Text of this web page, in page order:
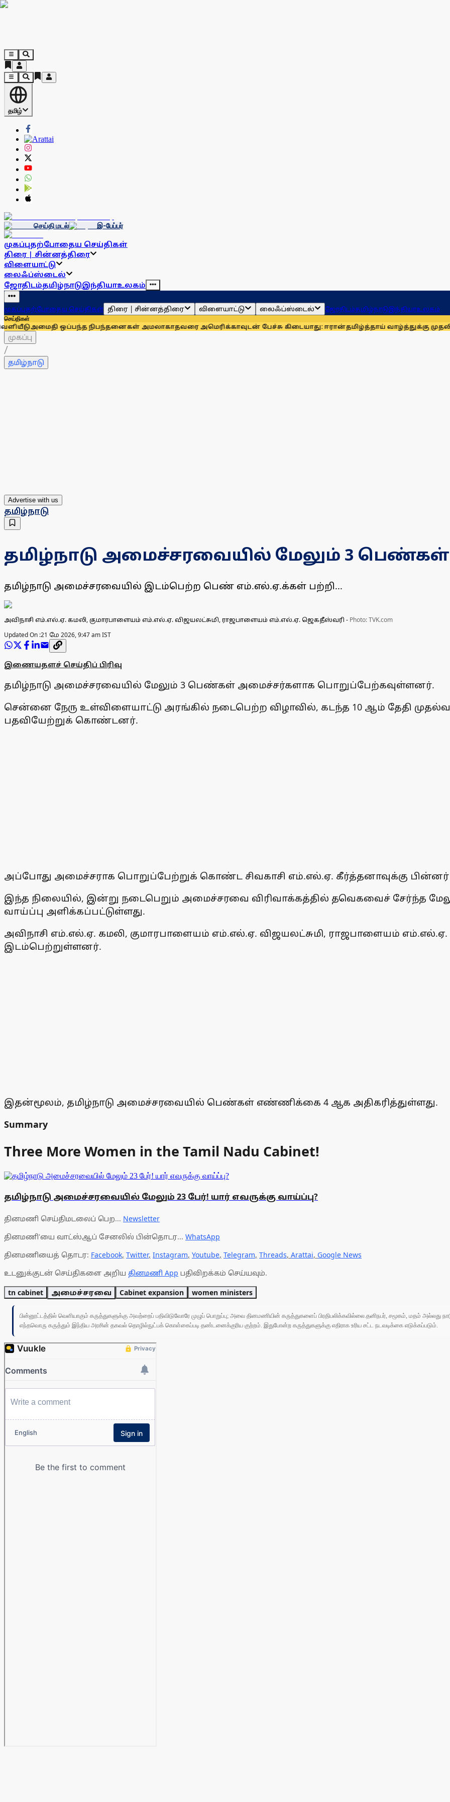
தமிழ்
செய்தி மடல் இ-பேப்பர்
முகப்புதற்போதைய செய்திகள்
திரை | சின்னத்திரை
விளையாட்டு
லைஃப்ஸ்டைல்
ஜோதிடம்தமிழ்நாடுஇந்தியாஉலகம்
முகப்புதற்போதைய செய்திகள் திரை | சின்னத்திரை விளையாட்டு லைஃப்ஸ்டைல் ஜோதிடம்தமிழ்நாடுஇந்தியாஉலகம்
செய்திகள்
ஒப்பந்த நிபந்தனைகள் அமலாகாதவரை அமெரிக்காவுடன் பேச்சு கிடையாது: ஈரான்தமிழ்த்தாய் வாழ்த்துக்கு முதலிடம்:
முகப்பு
/
தமிழ்நாடு
Advertise with us
தமிழ்நாடு
தமிழ்நாடு அமைச்சரவையில் மேலும் 3
தமிழ்நாடு அமைச்சரவையில் இடம்பெற்ற பெண் எம்.எல்.ஏ.க்கள் பற்றி...
அவிநாசி எம்.எல்.ஏ. கமலி, குமாரபாளையம் எம்.எல்.ஏ. விஜயலட்சுமி, ராஜபாளையம் எம்.எல்.ஏ. ஜெகதீஸ்வரி - Photo: TVK.com
Updated On :21 மே 2026, 9:47 am IST
இணையதளச் செய்திப் பிரிவு
தமிழ்நாடு அமைச்சரவையில் மேலும் 3 பெண்கள் அமைச்சர்களாக பொறுப்பேற்கவுள்ளனர்.
சென்னை நேரு உள்விளையாட்டு அரங்கில் நடைபெற்ற விழாவில், கடந்த 10 ஆம் தேதி
பதவியேற்றுக் கொண்டனர்.
அப்போது அமைச்சராக பொறுப்பேற்றுக் கொண்ட சிவகாசி எம்.எல்.ஏ. கீர்த்தனாவுக்கு
இந்த நிலையில், இன்று நடைபெறும் அமைச்சரவை விரிவாக்கத்தில் தவெகவைச் சேர்ந்த
வாய்ப்பு அளிக்கப்பட்டுள்ளது.
அவிநாசி எம்.எல்.ஏ. கமலி, குமாரபாளையம் எம்.எல்.ஏ. விஜயலட்சுமி, ராஜபாளையம்
இடம்பெற்றுள்ளனர்.
இதன்மூலம், தமிழ்நாடு அமைச்சரவையில் பெண்கள் எண்ணிக்கை 4 ஆக அதிகரித்துள்ளது.
Summary
Three More Women in the Tamil Nadu Cabinet!
தமிழ்நாடு அமைச்சரவையில் மேலும் 23 பேர்! யார் எவருக்கு வாய்ப்பு?
தினமணி செய்திமடலைப் பெற... Newsletter
தினமணி'யை வாட்ஸ்ஆப் சேனலில் பின்தொடர... WhatsApp
தினமணியைத் தொடர: Facebook, Twitter, Instagram, Youtube, Telegram, Threads, Arattai, Google News
உடனுக்குடன் செய்திகளை அறிய தினமணி App பதிவிறக்கம் செய்யவும்.
tn cabinet அமைச்சரவை Cabinet expansion women ministers
பின்னூட்டத்தில் வெளியாகும் கருத்துகளுக்கு அவற்றைப் பதிவிடுவோரே முழுப் பொறுப்பு; அவை தினமணியின் கருத்துகளைப் பிரதிபலிக்கவில்லை.தனிநபர், சமூகம், மதம் அல்லது
எந்தவொரு கருத்தும் இந்திய அரசின் தகவல் தொழில்நுட்பக் கொள்கைப்படி தண்டனைக்குரிய குற்றம். இதுபோன்ற கருத்துகளுக்கு எதிராக உரிய சட்ட நடவடிக்கை எடுக்கப்படும்.